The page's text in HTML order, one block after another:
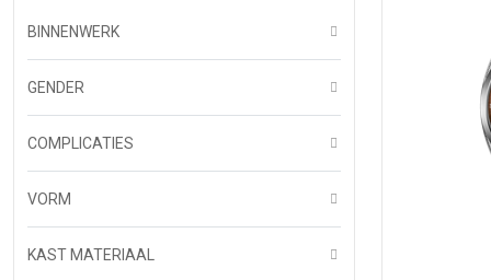
BINNENWERK
GENDER
COMPLICATIES
VORM
KAST MATERIAAL